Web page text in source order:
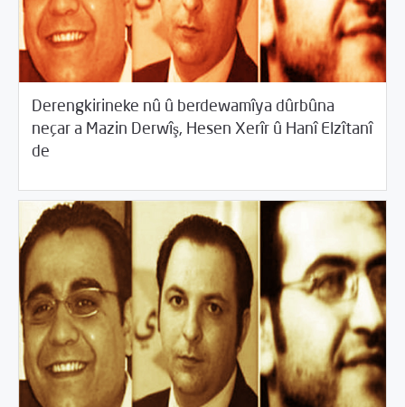
Derengkirineke nû û berdewamîya dûrbûna
neçar a Mazin Derwîş, Hesen Xerîr û Hanî Elzîtanî
de
21/2015 2015/Beyannameyên SCMê